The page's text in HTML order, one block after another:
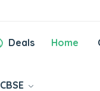
Deals Home
CBSE